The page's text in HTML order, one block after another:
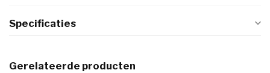
Specificaties
Gerelateerde producten